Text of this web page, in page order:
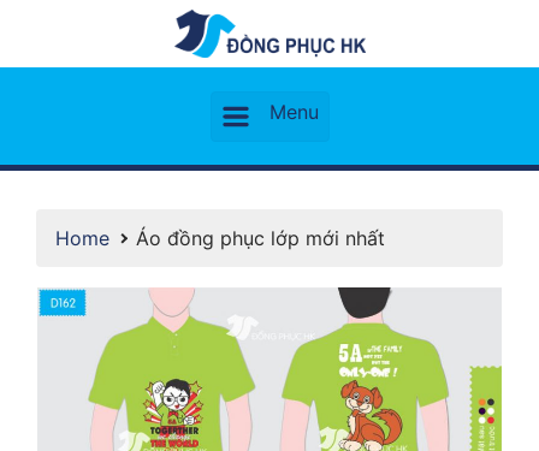
Home Áo đồng phục lớp mới nhất